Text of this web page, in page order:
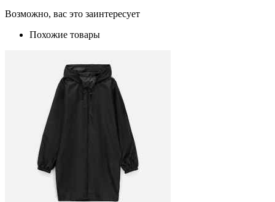
Возможно, вас это заинтересует
Похожие товары